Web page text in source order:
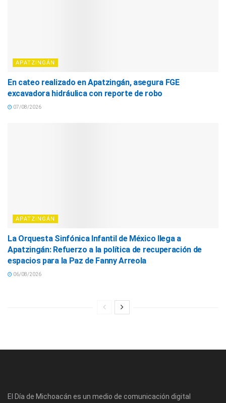
APATZINGÁN
En cateo realizado en Apatzingán, asegura FGE
excavadora hidráulica con reporte de robo
07/08/2026
APATZINGÁN
La Orquesta Sinfónica Infantil de México llega a
Apatzingán: Refuerzo a la política de recuperación de
espacios para la Paz de Fanny Arreola
06/08/2026
El Día de Michoacán es un medio de comunicación digital